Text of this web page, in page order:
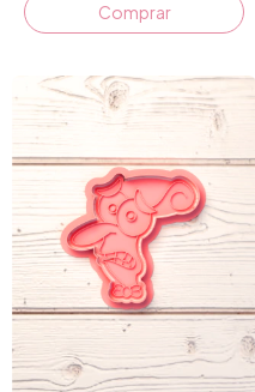
Comprar